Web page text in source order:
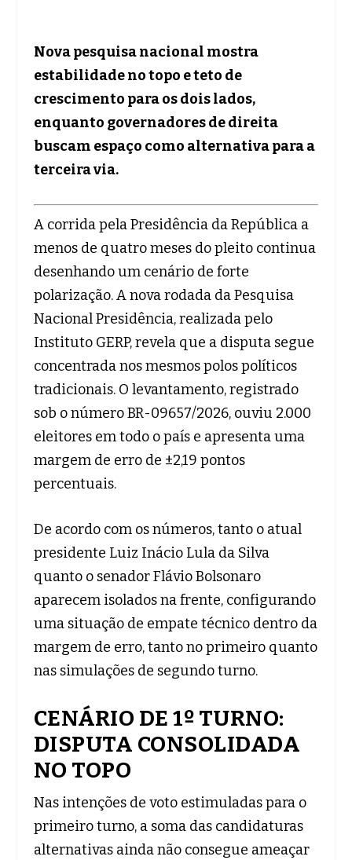
Nova pesquisa nacional mostra
estabilidade no topo e teto de
crescimento para os dois lados,
enquanto governadores de direita
buscam espaço como alternativa para a
terceira via.
A corrida pela Presidência da República a
menos de quatro meses do pleito continua
desenhando um cenário de forte
polarização. A nova rodada da Pesquisa
Nacional Presidência, realizada pelo
Instituto GERP, revela que a disputa segue
concentrada nos mesmos polos políticos
tradicionais. O levantamento, registrado
sob o número BR-09657/2026, ouviu 2.000
eleitores em todo o país e apresenta uma
margem de erro de ±2,19 pontos
percentuais.
De acordo com os números, tanto o atual
presidente Luiz Inácio Lula da Silva
quanto o senador Flávio Bolsonaro
aparecem isolados na frente, configurando
uma situação de empate técnico dentro da
margem de erro, tanto no primeiro quanto
nas simulações de segundo turno.
CENÁRIO DE 1º TURNO:
DISPUTA CONSOLIDADA
NO TOPO
Nas intenções de voto estimuladas para o
primeiro turno, a soma das candidaturas
alternativas ainda não consegue ameaçar